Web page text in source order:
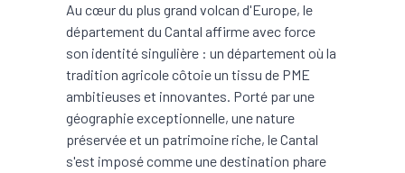
Au cœur du plus grand volcan d'Europe, le
département du Cantal affirme avec force
son identité singulière : un département où la
tradition agricole côtoie un tissu de PME
ambitieuses et innovantes. Porté par une
géographie exceptionnelle, une nature
préservée et un patrimoine riche, le Cantal
s'est imposé comme une destination phare